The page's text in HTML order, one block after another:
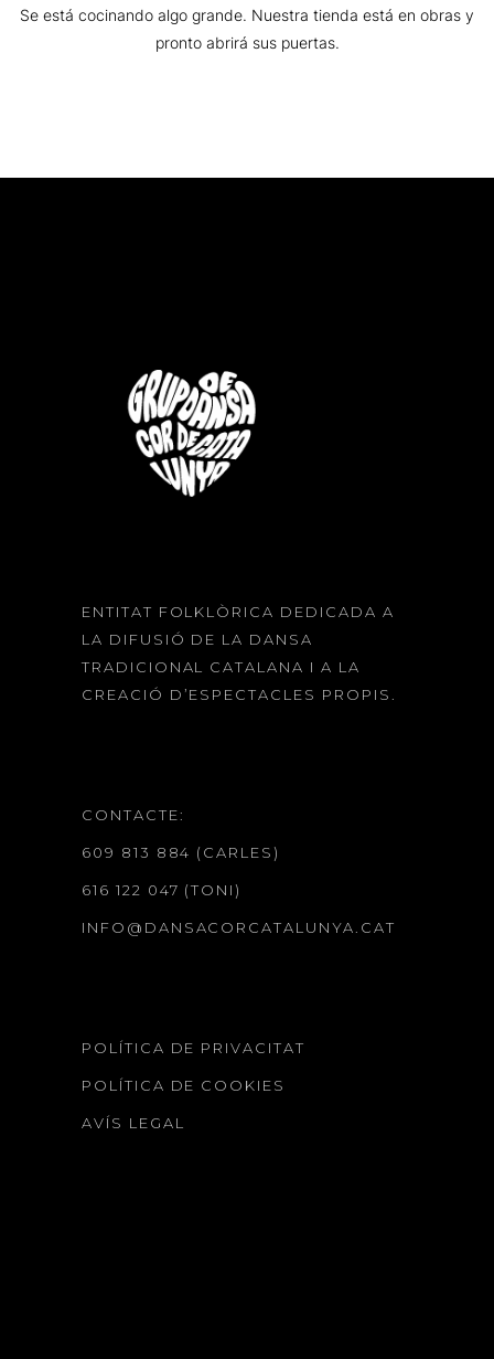
Se está cocinando algo grande. Nuestra tienda está en obras y
pronto abrirá sus puertas.
ENTITAT FOLKLÒRICA DEDICADA A
LA DIFUSIÓ DE LA DANSA
TRADICIONAL CATALANA I A LA
CREACIÓ D’ESPECTACLES PROPIS.
CONTACTE:
609 813 884 (CARLES)
616 122 047 (TONI)
INFO@DANSACORCATALUNYA.CAT
POLÍTICA DE PRIVACITAT
POLÍTICA DE COOKIES
AVÍS LEGAL